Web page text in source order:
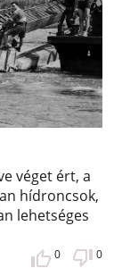
véget ért, a
hídroncsok,
lehetséges
0 0